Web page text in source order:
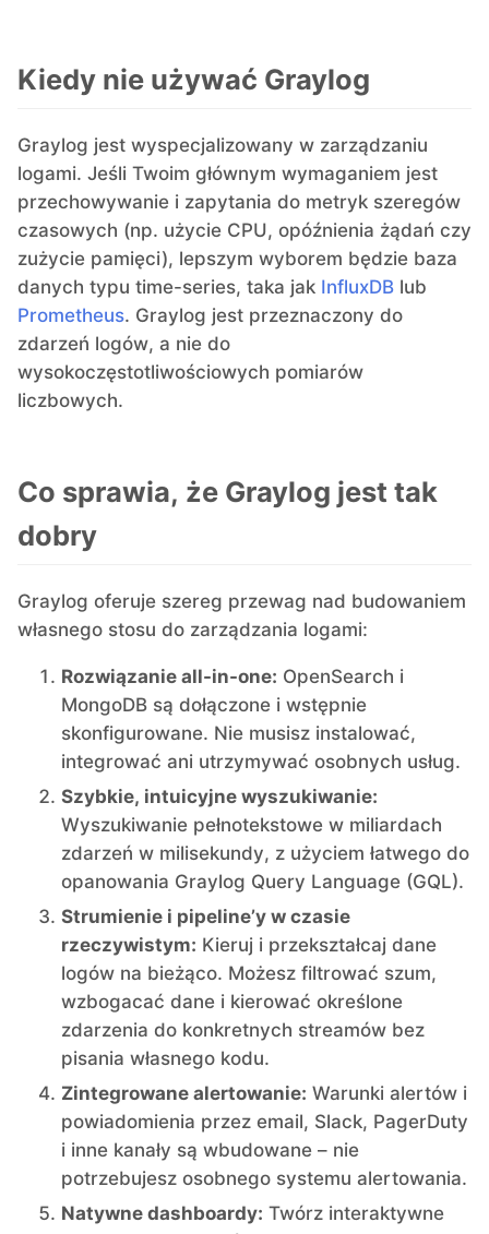
Kiedy nie używać Graylog
Graylog jest wyspecjalizowany w zarządzaniu
logami. Jeśli Twoim głównym wymaganiem jest
przechowywanie i zapytania do metryk szeregów
czasowych (np. użycie CPU, opóźnienia żądań czy
zużycie pamięci), lepszym wyborem będzie baza
danych typu time-series, taka jak InfluxDB lub
Prometheus. Graylog jest przeznaczony do
zdarzeń logów, a nie do
wysokoczęstotliwościowych pomiarów
liczbowych.
Co sprawia, że Graylog jest tak
dobry
Graylog oferuje szereg przewag nad budowaniem
własnego stosu do zarządzania logami:
Rozwiązanie all-in-one: OpenSearch i
MongoDB są dołączone i wstępnie
skonfigurowane. Nie musisz instalować,
integrować ani utrzymywać osobnych usług.
Szybkie, intuicyjne wyszukiwanie:
Wyszukiwanie pełnotekstowe w miliardach
zdarzeń w milisekundy, z użyciem łatwego do
opanowania Graylog Query Language (GQL).
Strumienie i pipeline’y w czasie
rzeczywistym: Kieruj i przekształcaj dane
logów na bieżąco. Możesz filtrować szum,
wzbogacać dane i kierować określone
zdarzenia do konkretnych streamów bez
pisania własnego kodu.
Zintegrowane alertowanie: Warunki alertów i
powiadomienia przez email, Slack, PagerDuty
i inne kanały są wbudowane – nie
potrzebujesz osobnego systemu alertowania.
Natywne dashboardy: Twórz interaktywne